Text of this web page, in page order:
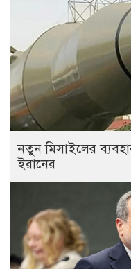
নতুন মিসাইলের
ইরানের